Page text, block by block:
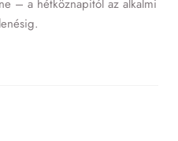
– a hétköznapitól az alkalmi